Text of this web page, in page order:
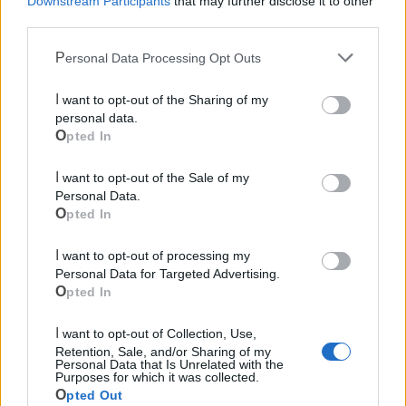
Personal Data Processing Opt Outs
personal data.
Opted In
Personal Data.
Opted In
Personal Data for Targeted Advertising.
Opted In
Retention, Sale, and/or Sharing of my
Personal Data that Is Unrelated with the
Purposes for which it was collected.
Opted Out
Mondo CIA